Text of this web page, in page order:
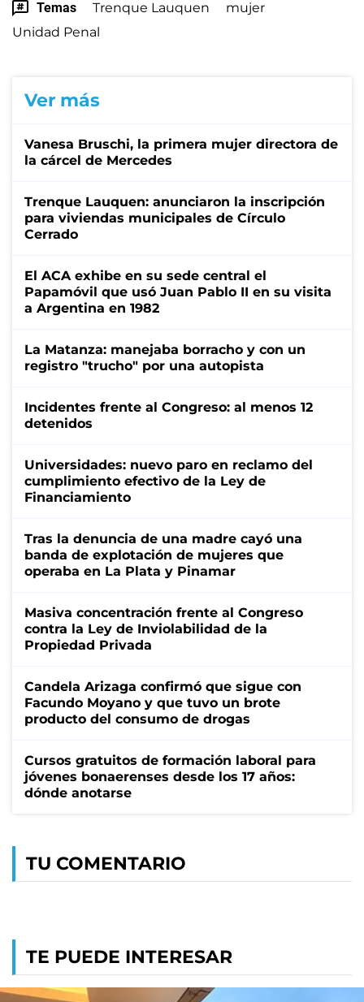
Temas Trenque Lauquen
mujer
Unidad Penal
Ver más
Vanesa Bruschi, la primera mujer directora de
la cárcel de Mercedes
Trenque Lauquen: anunciaron la inscripción
para viviendas municipales de Círculo
Cerrado
El ACA exhibe en su sede central el
Papamóvil que usó Juan Pablo II en su visita
a Argentina en 1982
La Matanza: manejaba borracho y con un
registro "trucho" por una autopista
Incidentes frente al Congreso: al menos 12
detenidos
Universidades: nuevo paro en reclamo del
cumplimiento efectivo de la Ley de
Financiamiento
Tras la denuncia de una madre cayó una
banda de explotación de mujeres que
operaba en La Plata y Pinamar
Masiva concentración frente al Congreso
contra la Ley de Inviolabilidad de la
Propiedad Privada
Candela Arizaga confirmó que sigue con
Facundo Moyano y que tuvo un brote
producto del consumo de drogas
Cursos gratuitos de formación laboral para
jóvenes bonaerenses desde los 17 años:
dónde anotarse
TU COMENTARIO
TE PUEDE INTERESAR